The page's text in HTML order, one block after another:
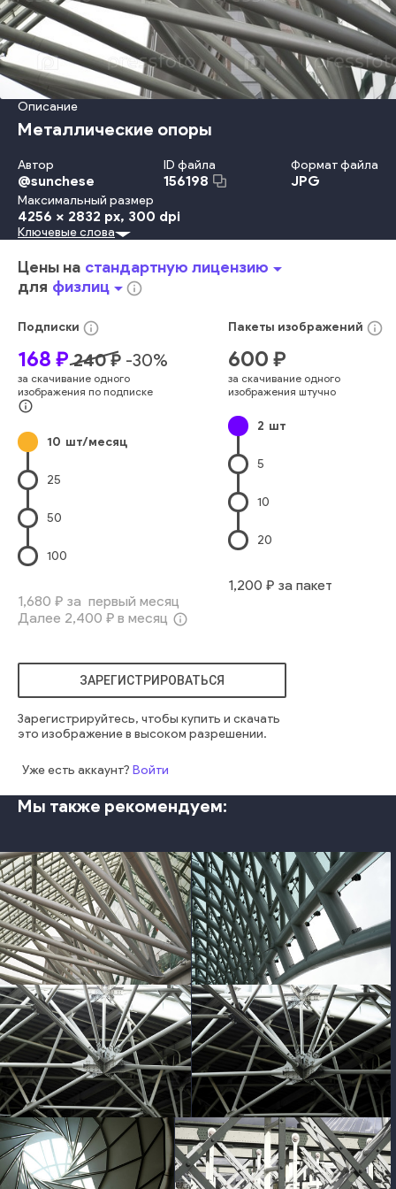
Описание
Металлические опоры
Автор
@sunchese
ID файла
156198
Формат файла
JPG
Максимальный размер
4256 x 2832 px, 300 dpi
На Открытом Воздухе
Строительная Отрасль современный архитектура
интерьер
стеклянный
металлический
архитектурный деталь
Ключевые слова
Цены на стандартную лицензиюarrow_drop_down
для физлицarrow_drop_downinfo_outline
Подписки info_outline
168 ₽ 240₽ -30%
за скачивание одного
изображения по подписке
info_outline
10 шт/месяц
25
50
100
1,680 ₽ за первый месяц
Далее 2,400 ₽ в месяц info_outline
Пакеты изображений info_outline
600 ₽
за скачивание одного
изображения штучно
2 шт
5
10
20
1,200 ₽ за пакет
ЗАРЕГИСТРИРОВАТЬСЯ
Зарегистрируйтесь, чтобы купить и скачать
это изображение в высоком разрешении.
Уже есть аккаунт? Войти
Мы также рекомендуем:
photo photo
photo photo